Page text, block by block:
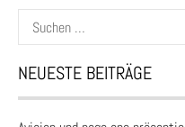
Suchen
nach:
NEUESTE BEITRÄGE